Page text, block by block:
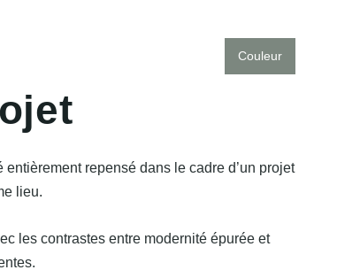
Couleur
ojet
repensé dans le cadre d’un projet
lieu.
les contrastes entre modernité épurée et